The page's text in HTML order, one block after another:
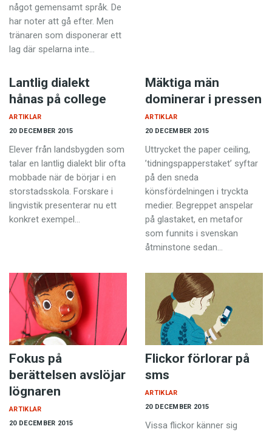
något gemensamt språk. De
har noter att gå efter. Men
tränaren som disponerar ett
lag där spelarna inte…
Lantlig dialekt
hånas på college
20 DECEMBER 2015
ARTIKLAR
Elever från landsbygden som
talar en lantlig dialekt blir ofta
mobbade när de börjar i en
storstadsskola. Forskare i
lingvistik presenterar nu ett
konkret exempel…
Mäktiga män
dominerar i pressen
20 DECEMBER 2015
ARTIKLAR
Uttrycket the paper ceiling,
’tidningspapperstaket’ syftar
på den sneda
könsfördelningen i tryckta
medier. Begreppet anspelar
på glastaket, en metafor
som funnits i svenskan
åtminstone sedan…
Fokus på
berättelsen avslöjar
lögnaren
20 DECEMBER 2015
ARTIKLAR
Flickor förlorar på
sms
20 DECEMBER 2015
ARTIKLAR
Vissa flickor känner sig